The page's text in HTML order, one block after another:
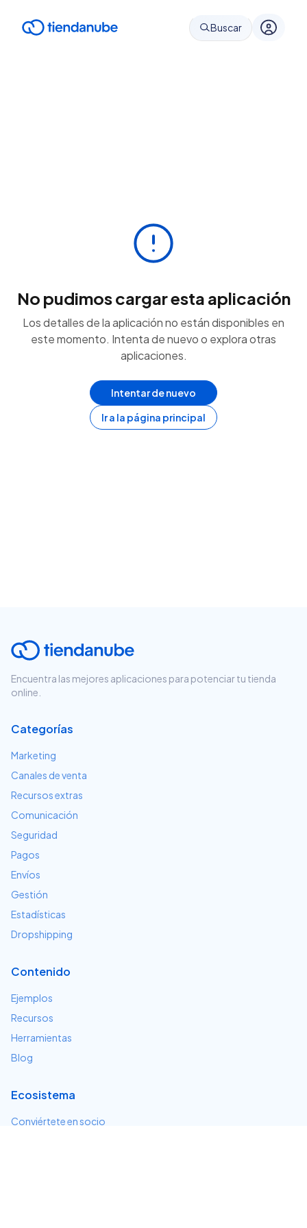
Buscar
No pudimos cargar esta aplicación
Los detalles de la aplicación no están disponibles en
este momento. Intenta de nuevo o explora otras
aplicaciones.
Intentar de nuevo
Ir a la página principal
Encuentra las mejores aplicaciones para potenciar tu tienda
online.
Categorías
Marketing
Canales de venta
Recursos extras
Comunicación
Seguridad
Pagos
Envíos
Gestión
Estadísticas
Dropshipping
Contenido
Ejemplos
Recursos
Herramientas
Blog
Ecosistema
Conviértete en socio